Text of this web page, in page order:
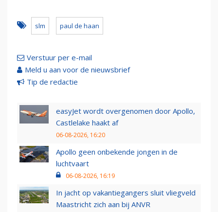
slm paul de haan
Verstuur per e-mail
Meld u aan voor de nieuwsbrief
Tip de redactie
easyJet wordt overgenomen door Apollo,
Castlelake haakt af
06-08-2026, 16:20
Apollo geen onbekende jongen in de
luchtvaart
06-08-2026, 16:19
In jacht op vakantiegangers sluit vliegveld
Maastricht zich aan bij ANVR